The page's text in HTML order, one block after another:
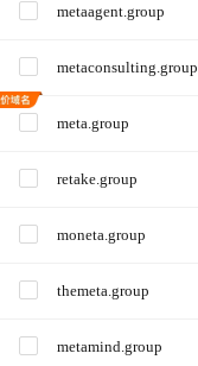
metaagent.group
metaconsulting.group
meta.group
retake.group
moneta.group
themeta.group
metamind.group